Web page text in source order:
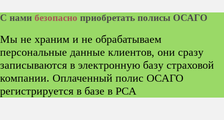
С нами безопасно приобретать полисы ОСАГО
Мы не храним и не обрабатываем
персональные данные клиентов, они сразу
записываются в электронную базу страховой
компании. Оплаченный полис ОСАГО
регистрируется в базе в РСА